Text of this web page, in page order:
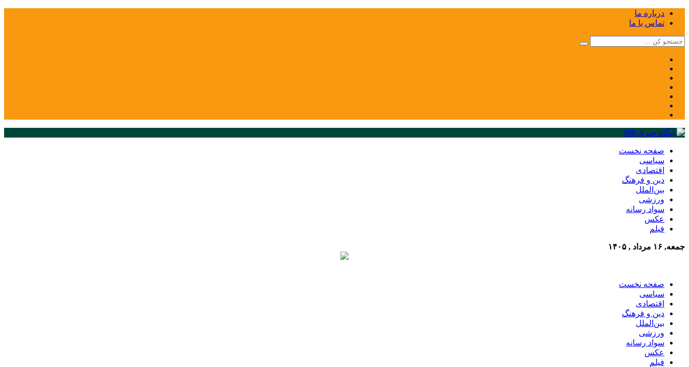
درباره ما
تماس با ما
صفحه نخست
سیاسی
اقتصادی
دین و فرهنگ
بین‌الملل
ورزشی
سواد رسانه
عکس
فیلم
جمعه, ۱۶ مرداد , ۱۴۰۵
صفحه نخست
سیاسی
اقتصادی
دین و فرهنگ
بین‌الملل
ورزشی
سواد رسانه
عکس
فیلم